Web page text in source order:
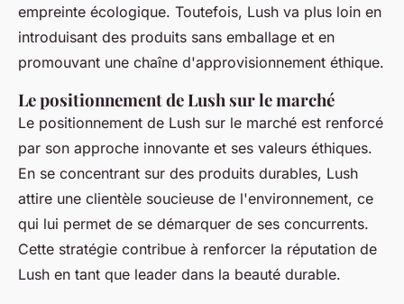
empreinte écologique. Toutefois, Lush va plus loin en
introduisant des produits sans emballage et en
promouvant une chaîne d'approvisionnement éthique.
Le positionnement de Lush sur le marché
Le positionnement de Lush sur le marché est renforcé
par son approche innovante et ses valeurs éthiques.
En se concentrant sur des produits durables, Lush
attire une clientèle soucieuse de l'environnement, ce
qui lui permet de se démarquer de ses concurrents.
Cette stratégie contribue à renforcer la réputation de
Lush en tant que leader dans la beauté durable.